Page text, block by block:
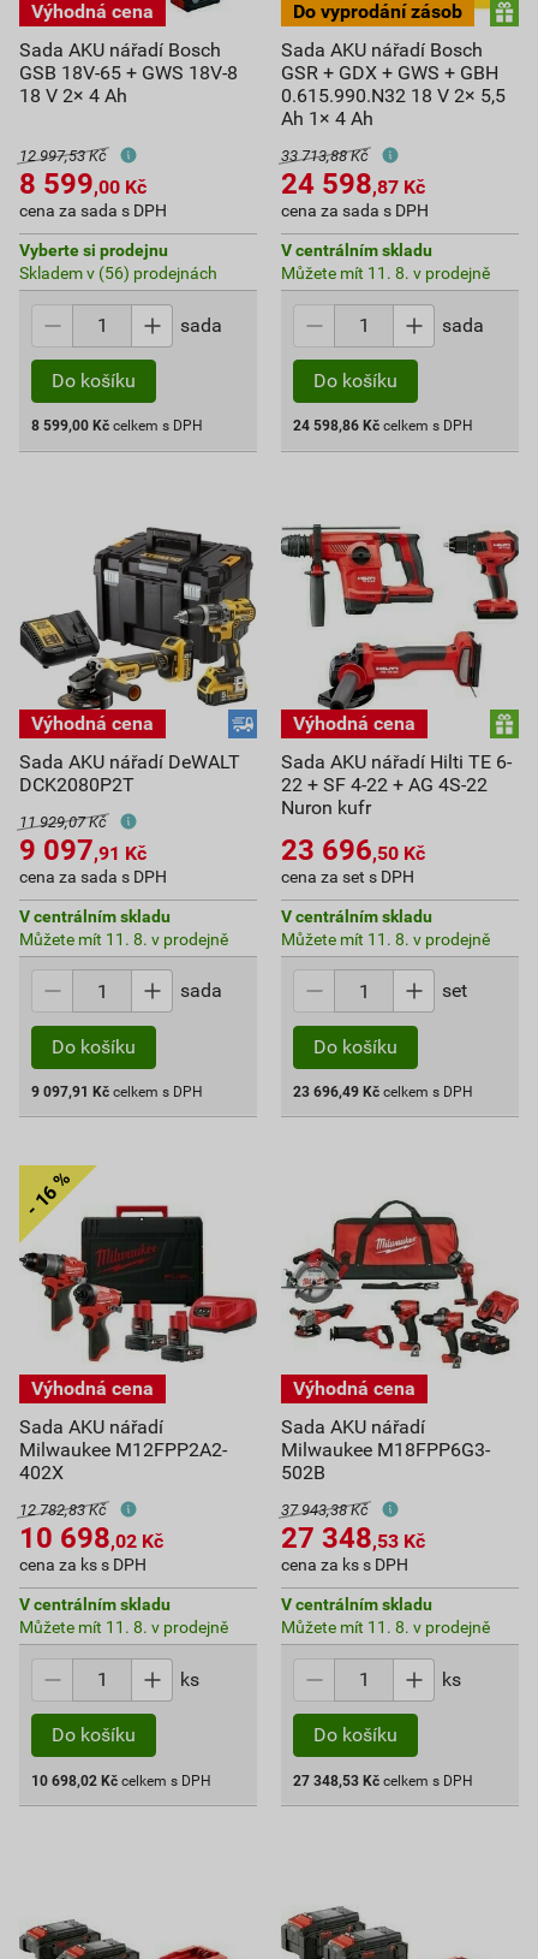
Sada AKU nářadí Bosch
GSB 18V-65 + GWS 18V-8
18 V 2× 4 Ah
12 997,53 Kč
8 599,00 Kč
cena za sada s DPH
Vyberte si prodejnu
Skladem v (56) prodejnách
sada
Do košíku
8 599,00 Kč celkem s DPH
Sada AKU nářadí Bosch
GSR + GDX + GWS + GBH
0.615.990.N32 18 V 2× 5,5
Ah 1× 4 Ah
33 713,88 Kč
24 598,87 Kč
cena za sada s DPH
V centrálním skladu
Můžete mít 11. 8. v prodejně
sada
Do košíku
24 598,86 Kč celkem s DPH
Sada AKU nářadí DeWALT
DCK2080P2T
11 929,07 Kč
9 097,91 Kč
cena za sada s DPH
V centrálním skladu
Můžete mít 11. 8. v prodejně
sada
Do košíku
9 097,91 Kč celkem s DPH
Sada AKU nářadí Hilti TE 6-
22 + SF 4-22 + AG 4S-22
Nuron kufr
23 696,50 Kč
cena za set s DPH
V centrálním skladu
Můžete mít 11. 8. v prodejně
set
Do košíku
23 696,49 Kč celkem s DPH
Sada AKU nářadí
Milwaukee M12FPP2A2-
402X
12 782,83 Kč
10 698,02 Kč
cena za ks s DPH
V centrálním skladu
Můžete mít 11. 8. v prodejně
ks
Do košíku
10 698,02 Kč celkem s DPH
Sada AKU nářadí
Milwaukee M18FPP6G3-
502B
37 943,38 Kč
27 348,53 Kč
cena za ks s DPH
V centrálním skladu
Můžete mít 11. 8. v prodejně
ks
Do košíku
27 348,53 Kč celkem s DPH